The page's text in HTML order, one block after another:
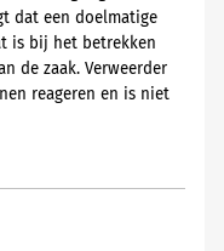
dat een doelmatige
is bij het betrekken
de zaak. Verweerder
reageren en is niet